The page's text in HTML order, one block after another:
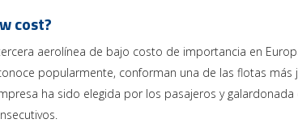
cost?
aerolínea de bajo costo de importancia en
popularmente, conforman una de las flotas más
ha sido elegida por los pasajeros y